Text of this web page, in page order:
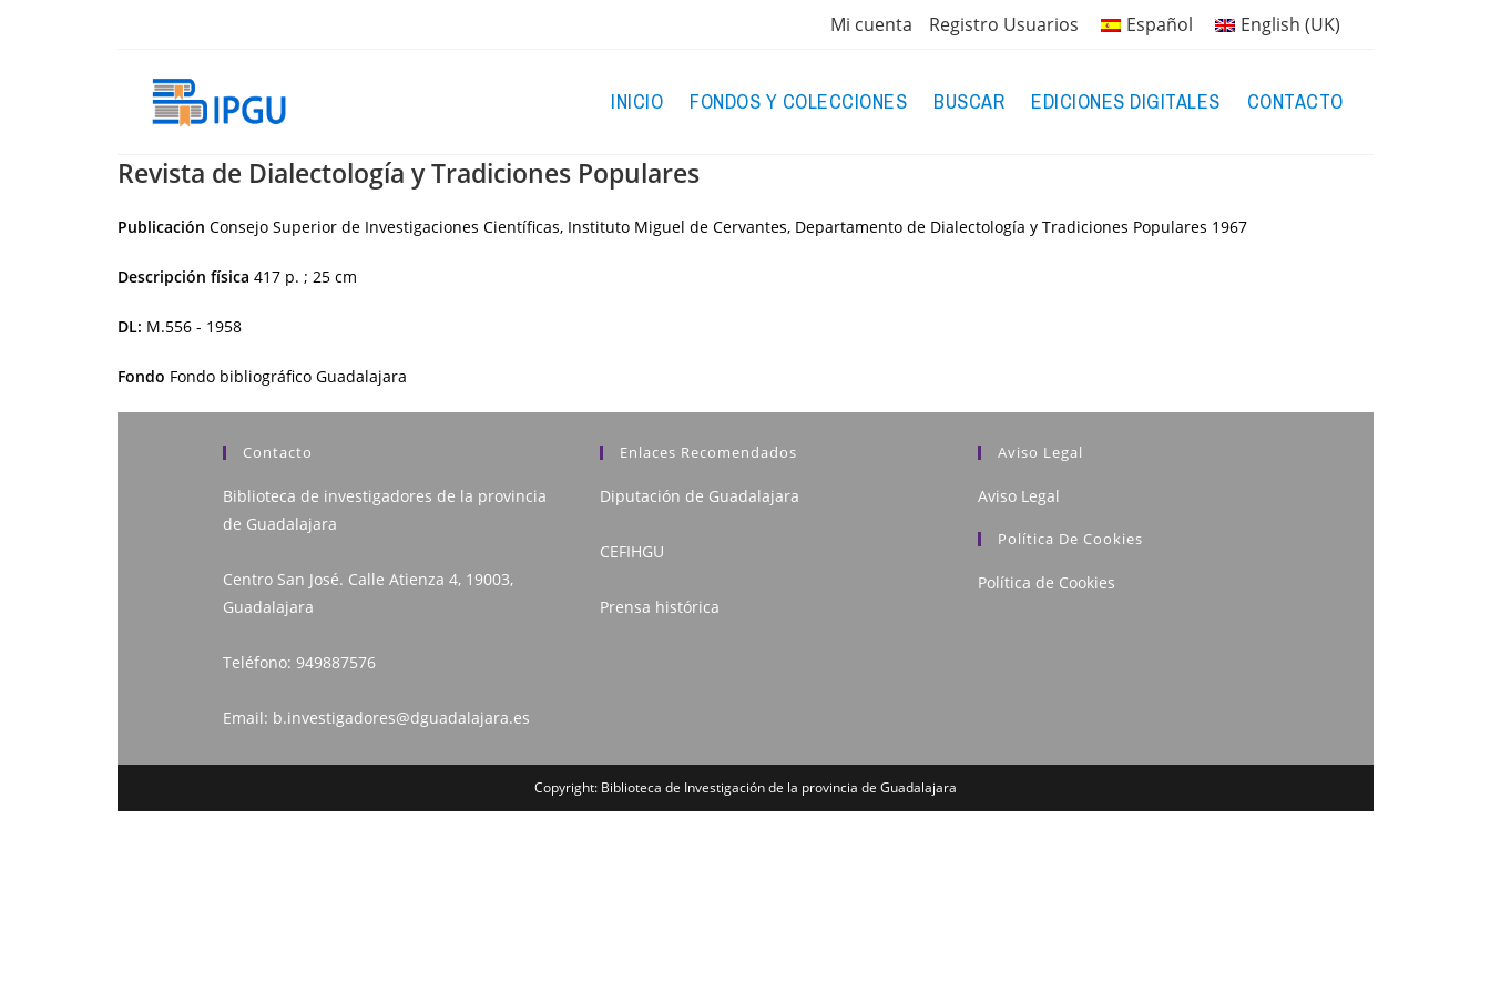
Mi cuenta Registro Usuarios Español English (UK)
INICIO FONDOS Y COLECCIONES BUSCAR EDICIONES DIGITALES CONTACTO
Revista de Dialectología y Tradiciones Populares
Publicación Consejo Superior de Investigaciones Científicas, Instituto Miguel de Cervantes, Departamento de Dialectología y Tradiciones Populares 1967
Descripción física 417 p. ; 25 cm
DL: M.556 - 1958
Fondo Fondo bibliográfico Guadalajara
Contacto
Biblioteca de investigadores de la provincia
de Guadalajara
Centro San José. Calle Atienza 4, 19003,
Guadalajara
Teléfono: 949887576
Email: b.investigadores@dguadalajara.es
Enlaces Recomendados
Diputación de Guadalajara
CEFIHGU
Prensa histórica
Aviso Legal
Aviso Legal
Política De Cookies
Política de Cookies
Copyright: Biblioteca de Investigación de la provincia de Guadalajara